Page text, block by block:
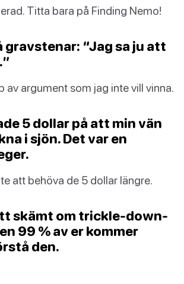
Titta bara på Finding Nemo!
gravstenar: “Jag sa ju att
av argument som jag inte vill vinna.
5 dollar på att min vän
i sjön. Det var en
att behöva de 5 dollar längre.
skämt om trickle-down-
99 % av er kommer
den.